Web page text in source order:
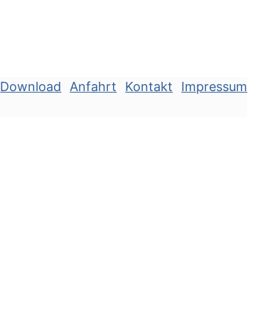
Download Anfahrt Kontakt
Impressum